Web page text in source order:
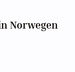
Norwegen